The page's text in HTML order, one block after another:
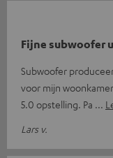
Fijne subwoofer
Subwoofer
voor mijn
5.0 opstelling. Pa
Lars v.